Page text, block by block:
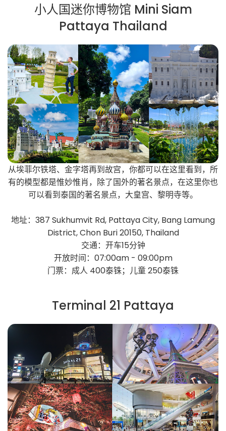
小人国迷你博物馆 Mini Siam
Pattaya Thailand
从埃菲尔铁塔、金字塔再到故宫，你都可以在这里看到，所
有的模型都是惟妙惟肖，除了国外的著名景点，在这里你也
可以看到泰国的著名景点，大皇宫、黎明寺等。
地址：387 Sukhumvit Rd, Pattaya City, Bang Lamung
District, Chon Buri 20150, Thailand
交通：开车15分钟
开放时间：07:00am - 09:00pm
门票：成人 400泰铢；儿童 250泰铢
Terminal 21 Pattaya